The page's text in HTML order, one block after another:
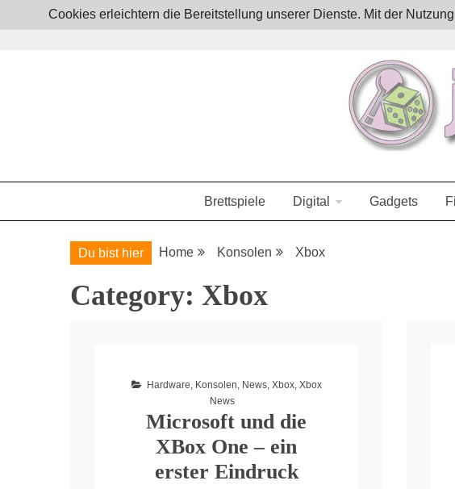
to
JoystickZ
Brettspiele Digital Gadgets
Du bist hier Home Konsolen Xbox
Category: Xbox
Hardware, Konsolen, News, Xbox, Xbox
News
Microsoft und die
XBox One – ein
erster Eindruck
Cookies erleichtern die Bereitstellung unserer Dienste. Mit der